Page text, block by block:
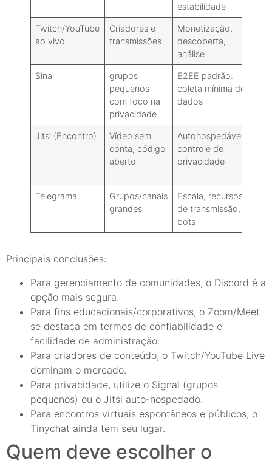
estabilidade
Twitch/YouTube
ao vivo
Criadores e
transmissões
Monetização,
descoberta,
análise
Sinal
grupos
pequenos
com foco na
privacidade
E2EE padrão:
coleta mínima de
dados
Jitsi (Encontro)
Vídeo sem
conta, código
aberto
Autohospedável:
controle de
privacidade
Telegrama
Grupos/canais
grandes
Escala, recursos
de transmissão,
bots
Principais conclusões:
Para gerenciamento de comunidades, o Discord é a
opção mais segura.
Para fins educacionais/corporativos, o Zoom/Meet
se destaca em termos de confiabilidade e
facilidade de administração.
Para criadores de conteúdo, o Twitch/YouTube Live
dominam o mercado.
Para privacidade, utilize o Signal (grupos
pequenos) ou o Jitsi auto-hospedado.
Para encontros virtuais espontâneos e públicos, o
Tinychat ainda tem seu lugar.
Quem deve escolher o